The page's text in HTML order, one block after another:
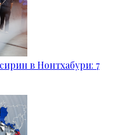
в Нонтхабури: 7